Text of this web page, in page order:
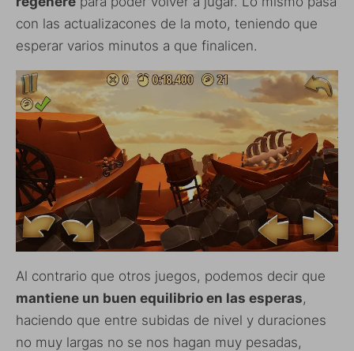
con las actualizacones de la moto, teniendo que
esperar varios minutos a que finalicen.
Al contrario que otros juegos, podemos decir que
mantiene un buen equilibrio en las esperas,
haciendo que entre subidas de nivel y duraciones
no muy largas no se nos hagan muy pesadas,